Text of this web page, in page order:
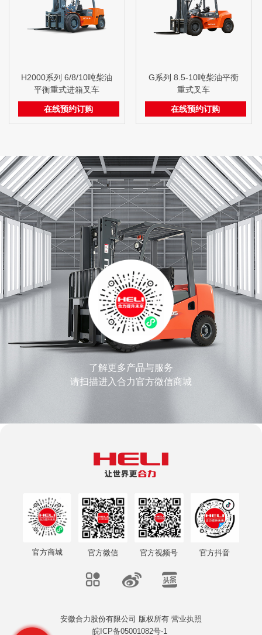
H2000系列 6/8/10吨柴油
平衡重式进箱叉车
在线预约订购
G系列 8.5-10吨柴油平衡
重式叉车
在线预约订购
了解更多产品与服务
请扫描进入合力官方微信商城
官方商城 官方微信 官方视频号 官方抖音
安徽合力股份有限公司 版权所有 营业执照
皖ICP备05001082号-1